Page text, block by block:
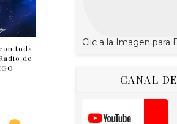
toda
de
Clic a la Imagen para
CANAL